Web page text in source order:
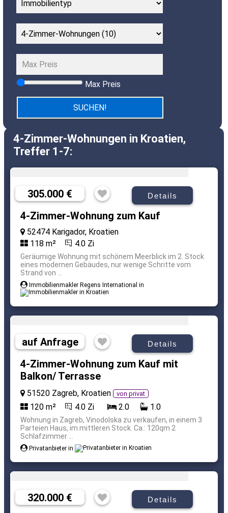
Max Preis
4-Zimmer-Wohnungen in Kroatien,
Treffer 1-7:
305.000 € Details
4-Zimmer-Wohnung zum Kauf
52474 Karigador, Kroatien
118 m²
4.0 Zi
Geräumige Wohnung mit schönem Meerblick im 2. Stock
eines modernen Gebäudes, nur wenige Schritte vom
Strand von ...
Immobilienmakler Regens International in
auf Anfrage Details
4-Zimmer-Wohnung zum Kauf mit
Balkon/ Terrasse
51520 Zagreb, Kroatien von privat
120 m² 4.0 Zi 2.0 1.0
Wohnung in Zagreb, Vinodolska zu verkaufen, in einem 3
Parteien Haus, im mittleren Stock. Ca.: 120qm 2
Schlafzimmer ...
Privatanbieter in
320.000 € Details